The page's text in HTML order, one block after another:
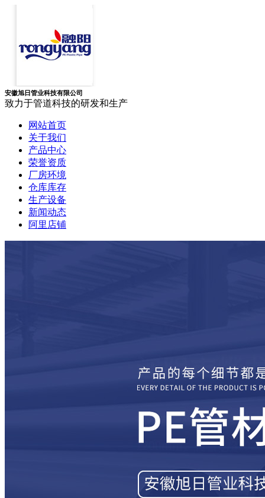
安徽旭日管业科技有限公司
致力于管道科技的研发和生产
网站首页
关于我们
产品中心
荣誉资质
厂房环境
仓库库存
生产设备
新闻动态
阿里店铺